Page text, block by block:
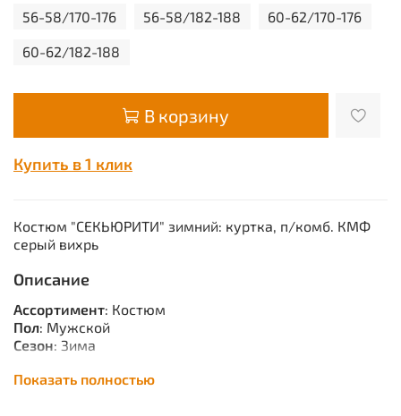
56-58/170-176 56-58/182-188 60-62/170-176
60-62/182-188
В корзину
Купить в 1 клик
Костюм "СЕКЬЮРИТИ" зимний: куртка, п/комб. КМФ
серый вихрь
Описание
Ассортимент: Костюм
Пол: Мужской
Сезон: Зима
Сырье: Тк.Оксфорд 210Т, 100% п/э, утеплитель
Показать полностью